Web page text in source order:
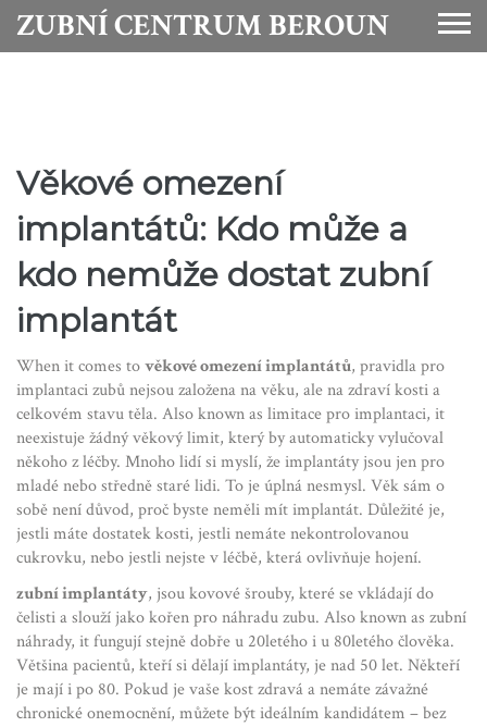
ZUBNÍ CENTRUM BEROUN
Věkové omezení
implantátů: Kdo může a
kdo nemůže dostat zubní
implantát
When it comes tověkové omezení implantátů, pravidla pro
implantaci zubů nejsou založena na věku, ale na zdraví kosti a
celkovém stavu těla. Also known as limitace pro implantaci, it
neexistuje žádný věkový limit, který by automaticky vylučoval
někoho z léčby. Mnoho lidí si myslí, že implantáty jsou jen pro
mladé nebo středně staré lidi. To je úplná nesmysl. Věk sám o
sobě není důvod, proč byste neměli mít implantát. Důležité je,
jestli máte dostatek kosti, jestli nemáte nekontrolovanou
cukrovku, nebo jestli nejste v léčbě, která ovlivňuje hojení.
zubní implantáty, jsou kovové šrouby, které se vkládají do
čelisti a slouží jako kořen pro náhradu zubu. Also known as zubní
náhrady, itfungují stejně dobře u 20letého i u 80letého člověka.
Většina pacientů, kteří si dělají implantáty, je nad 50 let. Někteří
je mají i po 80. Pokud je vaše kost zdravá a nemáte závažné
chronické onemocnění, můžete být ideálním kandidátem – bez